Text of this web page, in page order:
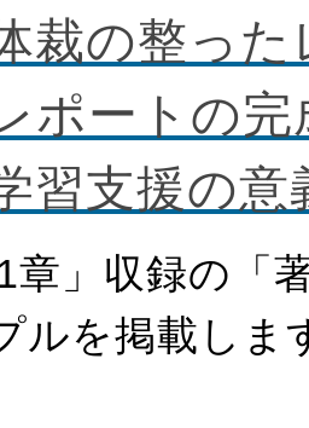
裁の整っ
ポートの
習支援の意
章」収録の「
ルを掲載しま